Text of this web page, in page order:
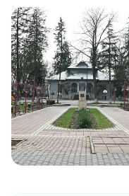
Stadionul Orășenesc
Bazin de Înot